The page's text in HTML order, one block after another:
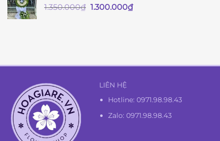
1.350.000₫ Giá
1.300.000₫Giá
LIÊN HỆ
Hotline:0971.98.98.43
Zalo: 0971.98.98.43